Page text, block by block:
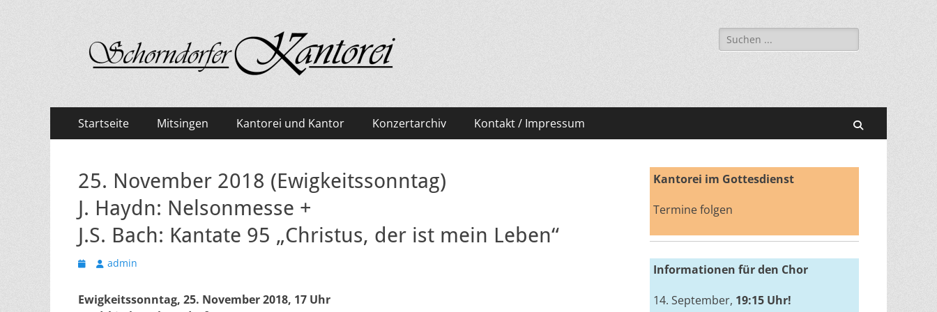
Kantorei Schorndorf
Suchen
nach:
Primäres
Menü
Inhalt
Startseite Mitsingen Kantorei und Kantor Konzertarchiv Kontakt / Impressum
25. November 2018 (Ewigkeitssonntag)
J. Haydn: Nelsonmesse +
J.S. Bach: Kantate 95 „Christus, der ist mein Leben“
Veröffentlicht
Autoradmin
Ewigkeitssonntag, 25. November 2018, 17 Uhr
Kantorei im Gottesdienst
Termine folgen
Informationen für den Chor
14. September, 19:15 Uhr!